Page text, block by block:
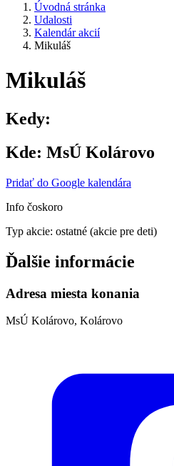
Úvodná stránka
Udalosti
Kalendár akcií
Mikuláš
Mikuláš
Kedy:
Kde: MsÚ Kolárovo
Pridať do Google kalendára
Info čoskoro
Typ akcie: ostatné (akcie pre deti)
Ďalšie informácie
Adresa miesta konania
MsÚ Kolárovo, Kolárovo